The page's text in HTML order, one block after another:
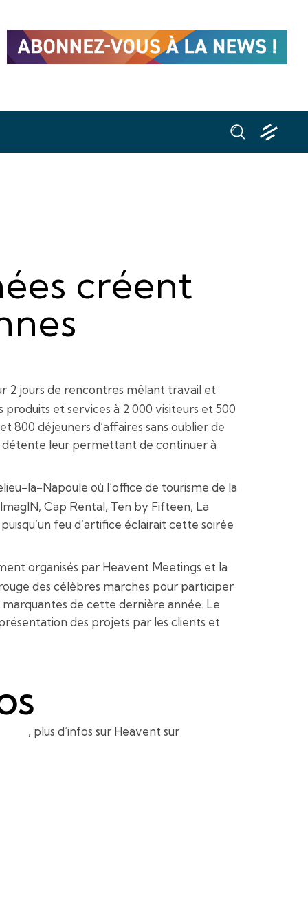
créent
2 jours de rencontres mêlant travail et
et services à 2 000 visiteurs et 500
800 déjeuners d’affaires sans oublier de
détente leur permettant de continuer à
la-Napoule où l’office de tourisme de la
Cap Rental, Ten by Fifteen, La
feu d’artifice éclairait cette soirée
organisés par Heavent Meetings et la
des célèbres marches pour participer
de cette dernière année. Le
des projets par les clients et
, plus d’infos sur Heavent sur